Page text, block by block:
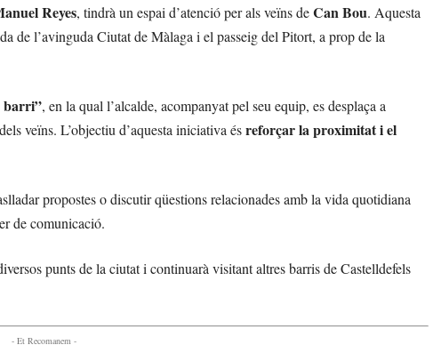
Reyes, tindrà un espai d’atenció per als veïns deCan Bou. Aquesta
de l’avinguda Ciutat de Màlaga i el passeig del Pitort, a prop de la
barri”, en la qual l’alcalde, acompanyat pel seu equip, es desplaça a
veïns. L’objectiu d’aquesta iniciativa ésreforçar la proximitat i el
propostes o discutir qüestions relacionades amb la vida quotidiana
de comunicació.
punts de la ciutat i continuarà visitant altres barris de Castelldefels
- Et Recomanem -